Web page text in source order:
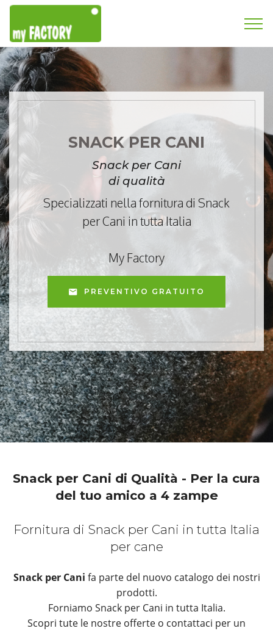
SNACK PER CANI
Snack per Cani
di qualità
Specializzati nella fornitura di Snack
per Cani in tutta Italia
My Factory
PREVENTIVO GRATUITO
Snack per Cani di Qualità - Per la cura
del tuo amico a 4 zampe
Fornitura di Snack per Cani in tutta Italia
per cane
Snack per Cani fa parte del nuovo catalogo dei nostri
prodotti.
Forniamo Snack per Cani in tutta Italia.
Scopri tute le nostre offerte o contattaci per un